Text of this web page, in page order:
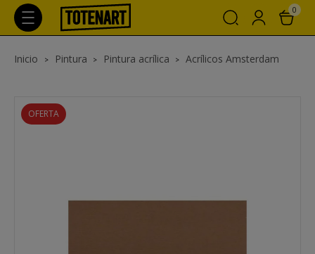
0
Inicio Pintura Pintura acrílica Acrílicos Amsterdam
OFERTA